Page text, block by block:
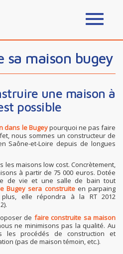
sa maison bugey
une maison à
possible
dans le Bugeypourquoi ne pas faire
nous sommes un constructeur de
Saône-et-Loire depuis de longues
les maisons low cost. Concrètement,
à partir de 75 000 euros. Dotée
de vie et une salle de bain tout
Bugey sera construiteen parpaing
elle répondra à la RT 2012
de faire construite sa maison
ne minimisons pas la qualité. Au
les procédés de construction et
(pas de maison témoin, etc.).